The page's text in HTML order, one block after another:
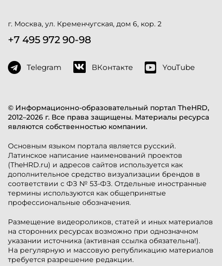
© Информационно-образовательный портал TheHRD,
2012–2026 г. Все права защищены. Материалы ресурса
являются собственностью компании.
Основным языком портала является русский.
Латинское написание наименований проектов
(TheHRD.ru) и адресов сайтов используется как
дополнительное средство визуализации брендов в
соответствии с ФЗ № 53-ФЗ. Отдельные иностранные
термины используются как общепринятые
профессиональные обозначения.
Размещение видеороликов, статей и иных материалов
на сторонних ресурсах возможно при однозначном
указании источника (активная ссылка обязательна!).
На регулярную и массовую републикацию материалов
требуется разрешение редакции.
г. Москва, ул. Кременчугская, дом 6, кор. 2
+7 495 972 90-98
Telegram ВКонтакте YouTube